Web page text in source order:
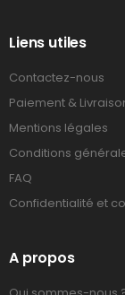
Liens utiles
Contactez-nous
Paiement &
Mentions légales
Conditions
FAQ
Confidentialité et
A propos